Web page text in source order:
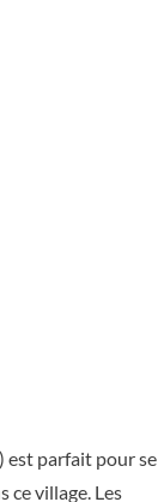
) est parfait pour se
ce village. Les